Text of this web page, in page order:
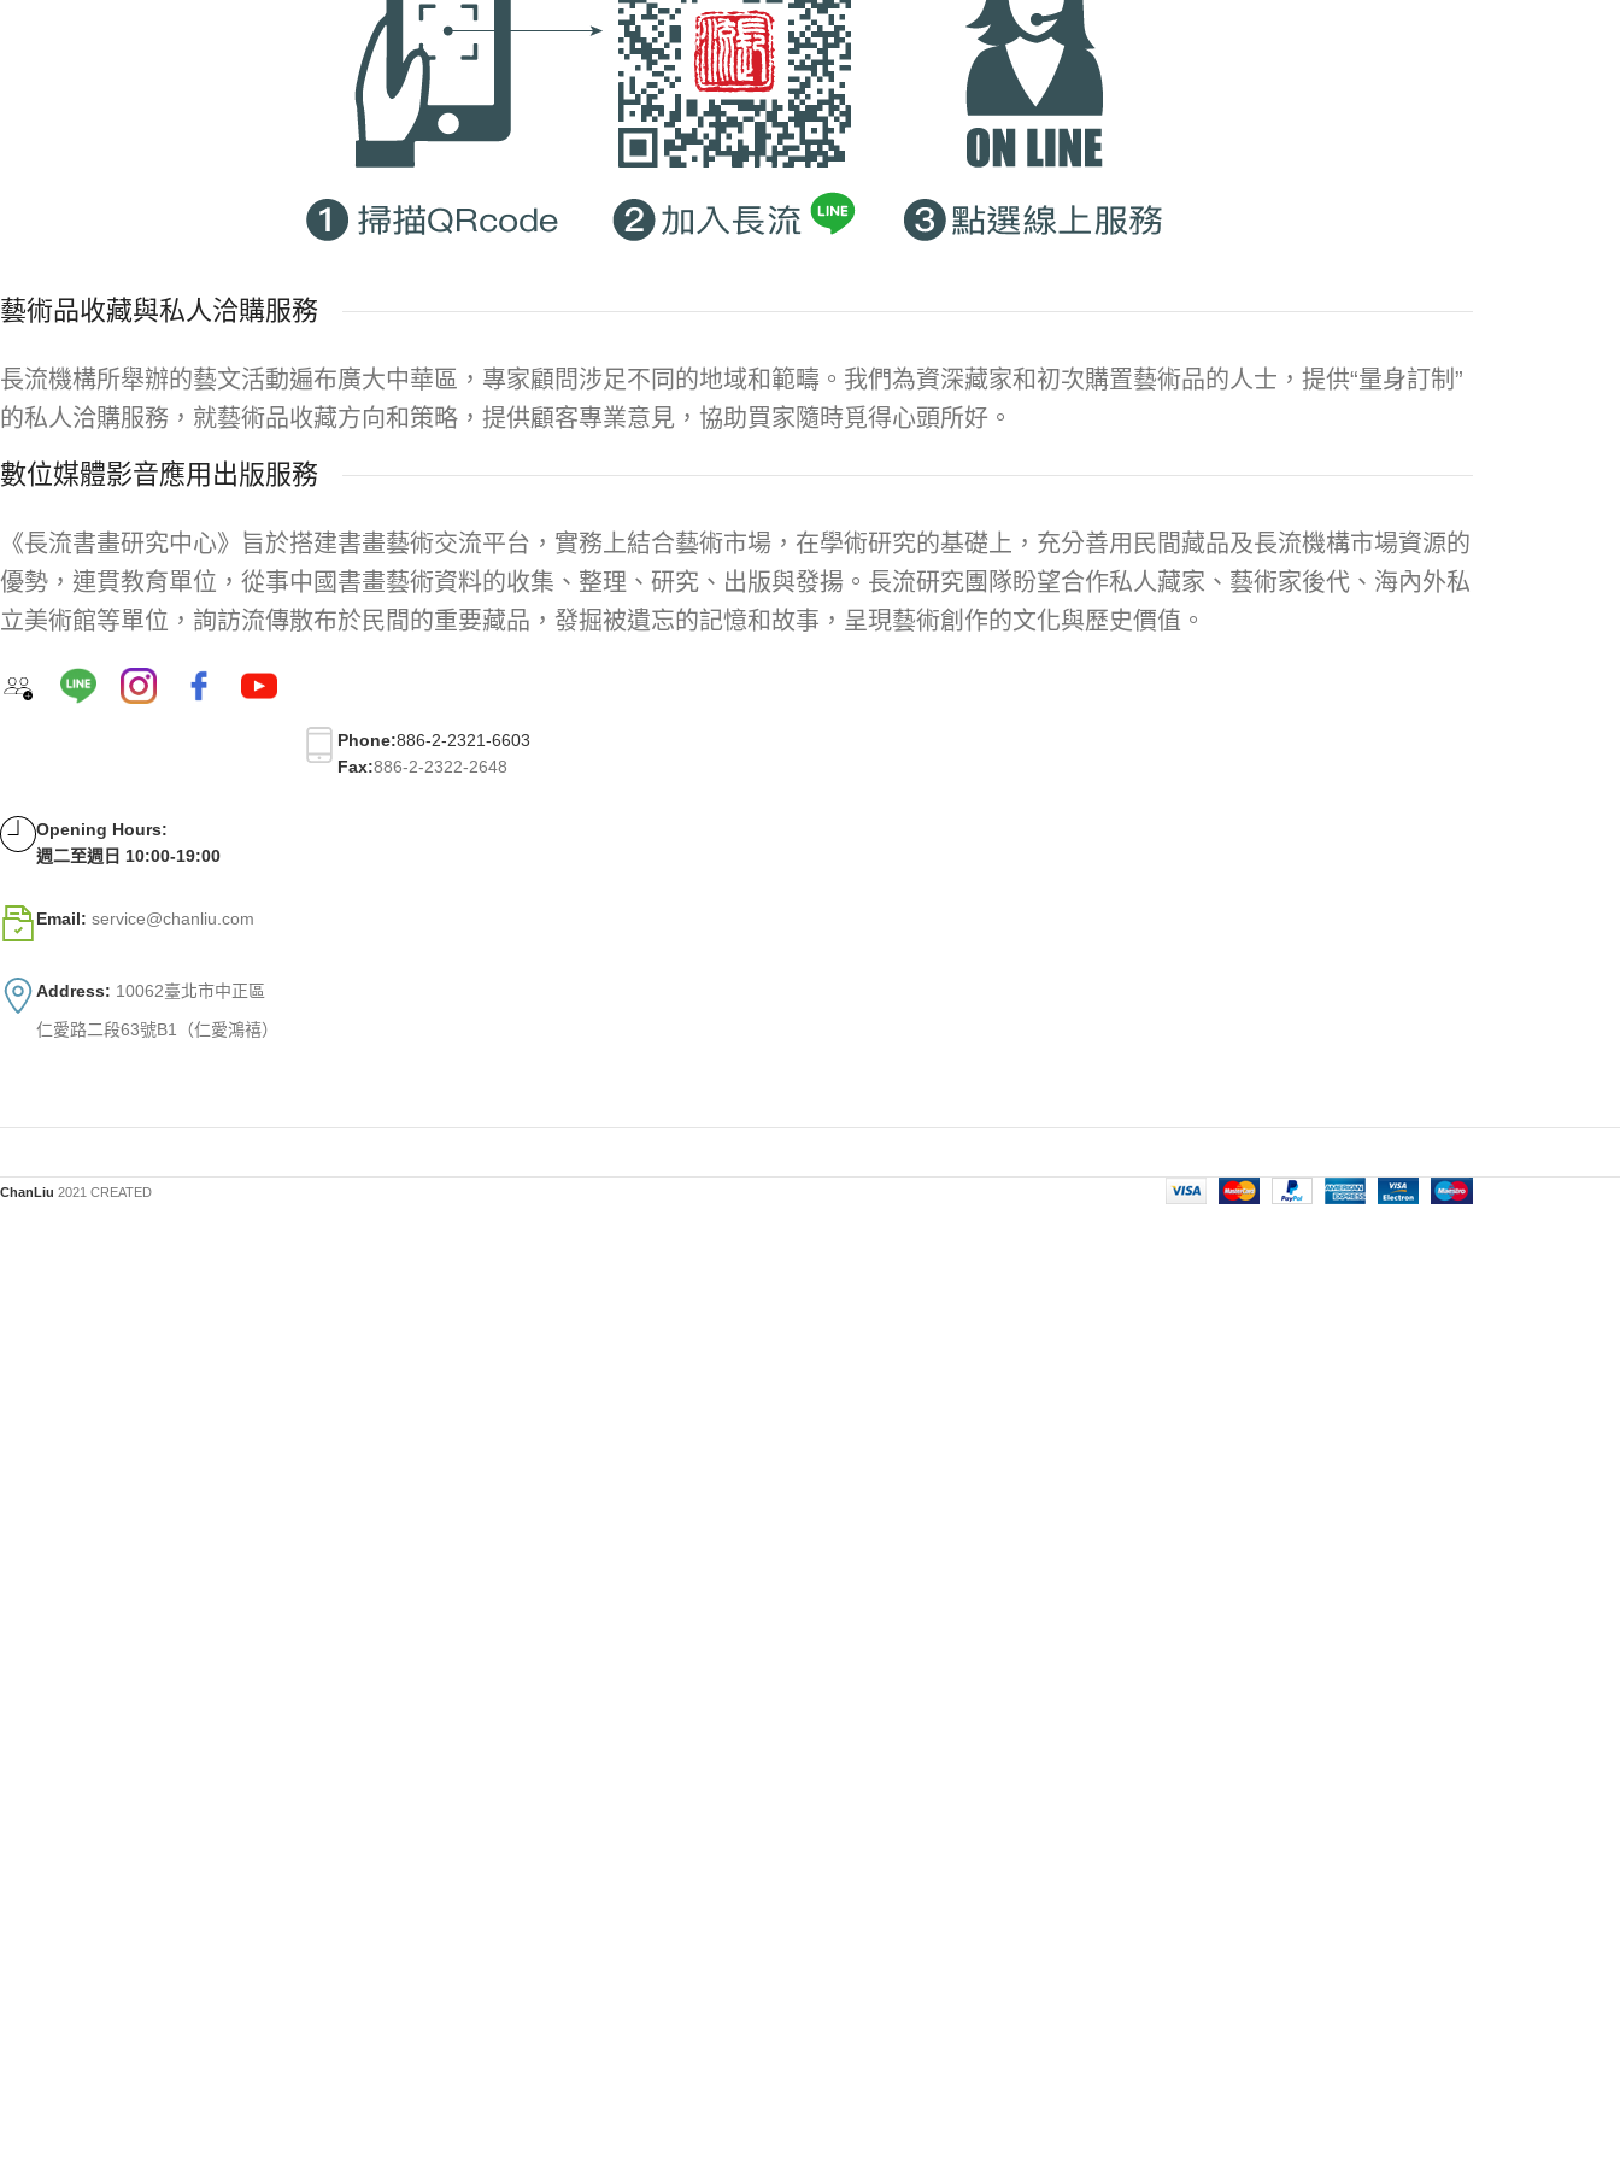
藝術品收藏與私人洽購服務
長流機構所舉辦的藝文活動遍布廣大中華區，專家顧問涉足不同的地域和範疇。我們為資深藏家和初次購置藝術品的人士，提供“量身訂制”
的私人洽購服務，就藝術品收藏方向和策略，提供顧客專業意見，協助買家隨時覓得心頭所好。
數位媒體影音應用出版服務
《長流書畫研究中心》旨於搭建書畫藝術交流平台，實務上結合藝術市場，在學術研究的基礎上，充分善用民間藏品及長流機構市場資源的
優勢，連貫教育單位，從事中國書畫藝術資料的收集、整理、研究、出版與發揚。長流研究團隊盼望合作私人藏家、藝術家後代、海內外私
立美術館等單位，詢訪流傳散布於民間的重要藏品，發掘被遺忘的記憶和故事，呈現藝術創作的文化與歷史價值。
Phone:886-2-2321-6603
Fax:886-2-2322-2648
Opening Hours:
週二至週日 10:00-19:00
Email: service@chanliu.com
Address: 10062臺北市中正區
仁愛路二段63號B1（仁愛鴻禧）
ChanLiu 2021 CREATED